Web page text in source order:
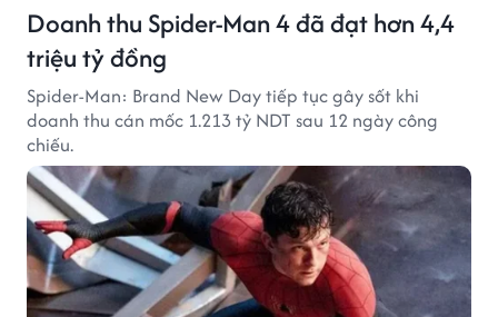
Doanh thu Spider-Man 4 đã đạt hơn 4,4
triệu tỷ đồng
Spider-Man: Brand New Day tiếp tục gây sốt khi
doanh thu cán mốc 1.213 tỷ NDT sau 12 ngày công
chiếu.